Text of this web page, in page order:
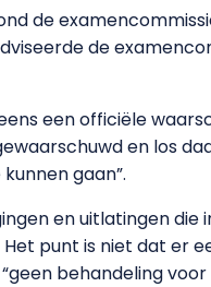
de
de
een officiële
en los
gaan”.
en uitlatingen
punt is niet dat er
behandeling